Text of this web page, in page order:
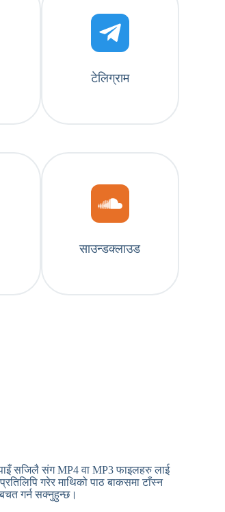
टेलिग्राम
साउन्डक्लाउड
सजिलै संग MP4 वा MP3 फाइलहरु लाई
गरेर माथिको पाठ बाकसमा टाँस्न
गर्न सक्नुहुन्छ।